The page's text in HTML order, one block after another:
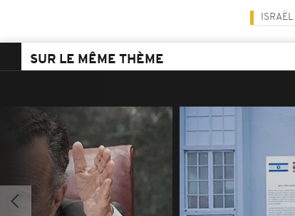
ISRAËL
SUR LE MÊME THÈME